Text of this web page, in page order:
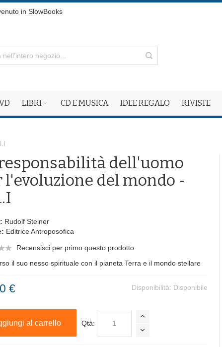
in SlowBooks
LIBRI CD E MUSICA IDEE REGALO RIVISTE
dell'uomo
l'evoluzione del mondo -
Rudolf Steiner
Editrice Antroposofica
Recensisci per primo questo prodotto
il suo nesso spirituale con il pianeta Terra e il mondo stellare
Disponibilità: Disponibile
€
Qtà:
al carrello